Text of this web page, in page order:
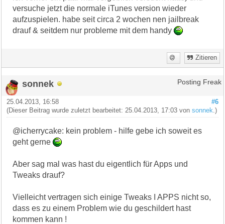
versuche jetzt die normale iTunes version wieder
aufzuspielen. habe seit circa 2 wochen nen jailbreak
drauf & seitdem nur probleme mit dem handy
Zitieren
sonnek Posting Freak
#6
25.04.2013, 16:58
(Dieser Beitrag wurde zuletzt bearbeitet: 25.04.2013, 17:03 vonsonnek .)
@icherrycake: kein problem - hilfe gebe ich soweit es
geht gerne
Aber sag mal was hast du eigentlich für Apps und
Tweaks drauf?
Vielleicht vertragen sich einige Tweaks I APPS nicht so,
dass es zu einem Problem wie du geschildert hast
kommen kann !